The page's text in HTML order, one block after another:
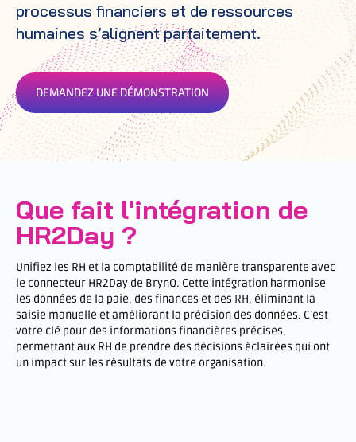
processus financiers et de ressources
humaines s’alignent parfaitement.
DEMANDEZ UNE DÉMONSTRATION
Que fait l'intégration de
HR2Day ?
Unifiez les RH et la comptabilité de manière transparente avec
le connecteur HR2Day de BrynQ. Cette intégration harmonise
les données de la paie, des finances et des RH, éliminant la
saisie manuelle et améliorant la précision des données. C’est
votre clé pour des informations financières précises,
permettant aux RH de prendre des décisions éclairées qui ont
un impact sur les résultats de votre organisation.